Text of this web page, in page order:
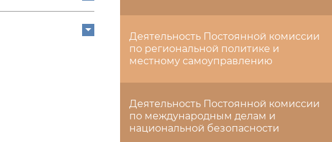
Деятельность Постоянной комиссии
по региональной политике и
местному самоуправлению
Деятельность Постоянной комиссии
по международным делам и
национальной безопасности